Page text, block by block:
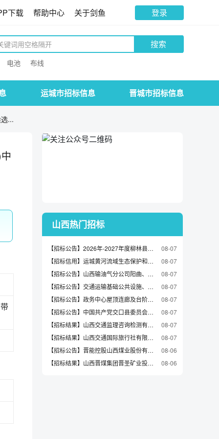
下载 帮助中心 关于剑鱼 登录
搜索
电池 布线
运城市招标信息 晋城市招标信息
...
山西热门招标
【招标公告】2026年-2027年度柳林县城乡居民意外伤害保险采购项目的采购公告
08-07
【招标信用】运城黄河流域生态保护和高质量发展促进中心台式计算机直接选定采购合同
08-07
【招标公告】山西输油气分公司阳曲、兴县、临县作业区生活用能场所“气改电”等三个项目职业卫生三同时咨询服务-非招标公告
08-07
【招标公告】交通运输基础公共设施、客货运枢纽场站综合管理服务项目的采购公告
08-07
【招标公告】政务中心屋顶连廊及台阶安全隐患治理项目采购公告
08-07
【招标公告】中国共产党交口县委员会党校公开招标交口县委党校教辅楼规范提升设备采购的采购公告
08-07
【招标结果】山西交通监理咨询检测有限公司2026年大同公司中心试验室办公、生活用品采购项目直接采购结果公告
08-07
【招标结果】山西交通国际旅行社有限公司职工食堂食材供应商采购直接采购结果公告
08-07
【招标公告】晋能控股山西煤业股份有限公司忻州窑矿忻平苑小区5号楼房屋安全检测项目公告
08-06
【招标结果】山西晋煤集团晋圣矿业投资有限公司供暖服务成交结果公示
08-06